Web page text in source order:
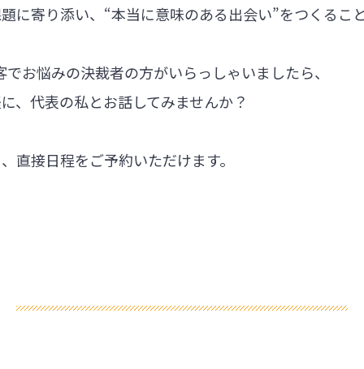
に寄り添い、“本当に意味のある出会い”をつくるこ
お悩みの決裁者の方がいらっしゃいましたら、
、代表の私とお話してみませんか？
直接日程をご予約いただけます。